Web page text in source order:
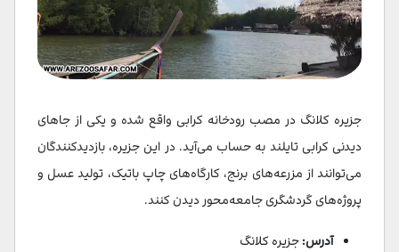
جزیره کلانگ در مصب رودخانه کرابی واقع شده و یکی از جاهای
دیدنی کرابی تایلند به حساب می‌آید. در این جزیره، بازدیدکنندگان
می‌توانند از مزرعه‌های برنج، کارگاه‌های چاپ باتیک، تولید عسل و
پروژه‌های گردشگری جامعه‌محور دیدن کنند.
آدرس:جزیره کلانگ